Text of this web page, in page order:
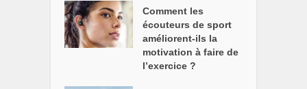
Comment les
écouteurs de sport
améliorent-ils la
motivation à faire de
l’exercice ?